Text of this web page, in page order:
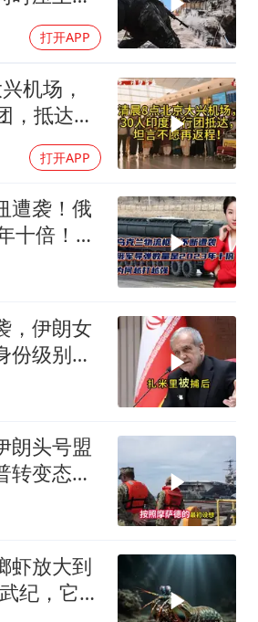
锐被成建
打开APP
机场，
，抵达，
打开APP
遭袭！俄
十倍！为
，伊朗女
份级别很
朗头号盟
转变态
虾放大到
纪，它能